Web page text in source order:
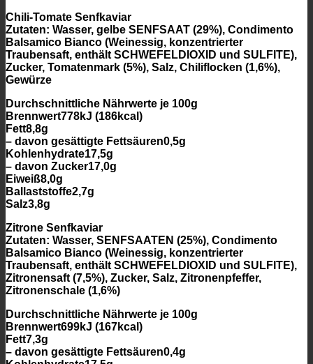
Chili-Tomate Senfkaviar
Zutaten: Wasser, gelbe SENFSAAT (29%), Condimento
Balsamico Bianco (Weinessig, konzentrierter
Traubensaft, enthält SCHWEFELDIOXID und SULFITE),
Zucker, Tomatenmark (5%), Salz, Chiliflocken (1,6%),
Gewürze
Durchschnittliche Nährwerte je 100g
Brennwert778kJ (186kcal)
Fett8,8g
– davon gesättigte Fettsäuren0,5g
Kohlenhydrate17,5g
– davon Zucker17,0g
Eiweiß8,0g
Ballaststoffe2,7g
Salz3,8g
Zitrone Senfkaviar
Zutaten: Wasser, SENFSAATEN (25%), Condimento
Balsamico Bianco (Weinessig, konzentrierter
Traubensaft, enthält SCHWEFELDIOXID und SULFITE),
Zitronensaft (7,5%), Zucker, Salz, Zitronenpfeffer,
Zitronenschale (1,6%)
Durchschnittliche Nährwerte je 100g
Brennwert699kJ (167kcal)
Fett7,3g
– davon gesättigte Fettsäuren0,4g